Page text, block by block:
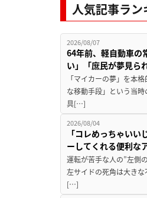
人気記事ラ
2026/08/07
64年前、軽自動車の
い」「庶民が夢見ら
「マイカーの夢」を本
な移動手段」という当
具[…]
2026/08/04
「コレめっちゃい
ーしてくれる便利な
運転が苦手な人の”左側
左サイドの死角は大き
[…]